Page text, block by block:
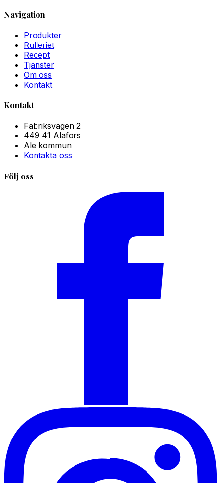
Navigation
Produkter
Rulleriet
Recept
Tjänster
Om oss
Kontakt
Kontakt
Fabriksvägen 2
449 41 Alafors
Ale kommun
Kontakta oss
Följ oss